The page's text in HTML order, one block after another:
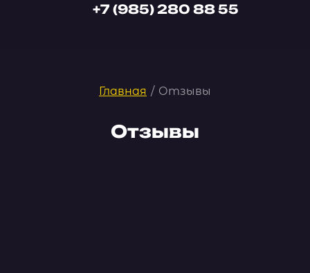
+7 (985) 280 88 55
Главная / Отзывы
Отзывы